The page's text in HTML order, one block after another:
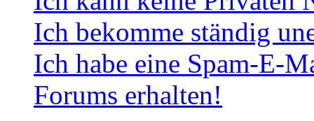
Ich bekomme ständig
Ich habe eine Spam-E-
Forums erhalten!